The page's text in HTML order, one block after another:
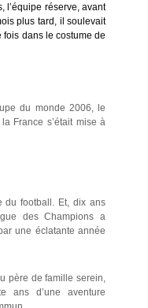
l’équipe réserve, avant
plus tard, il soulevait
dans le costume de
du monde 2006, le
France s’était mise à
du football. Et, dix ans
des Champions a
une éclatante année
père de famille serein,
ans d’une aventure